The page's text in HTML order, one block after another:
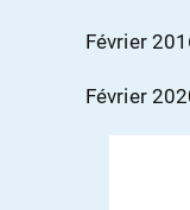
Février
Février